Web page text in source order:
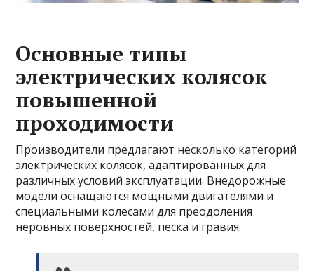
Основные типы
электрических колясок
повышенной
проходимости
Производители предлагают несколько категорий
электрических колясок, адаптированных для
различных условий эксплуатации. Внедорожные
модели оснащаются мощными двигателями и
специальными колесами для преодоления
неровных поверхностей, песка и гравия.